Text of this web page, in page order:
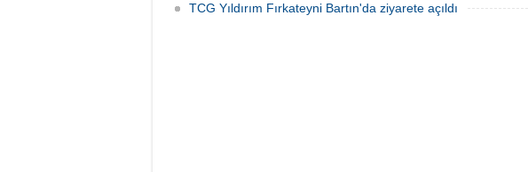
TCG Yıldırım Fırkateyni Bartın'da ziyarete açıldı